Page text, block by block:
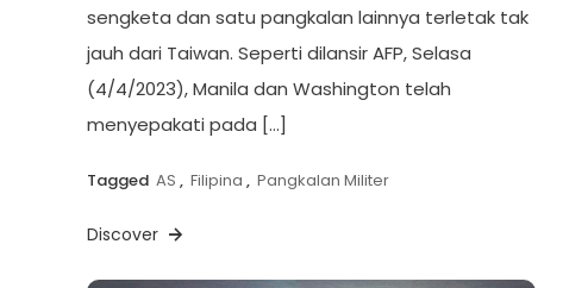
sengketa dan satu pangkalan lainnya terletak tak
jauh dari Taiwan. Seperti dilansir AFP, Selasa
(4/4/2023), Manila dan Washington telah
menyepakati pada […]
Tagged AS , Filipina , Pangkalan Militer
Discover